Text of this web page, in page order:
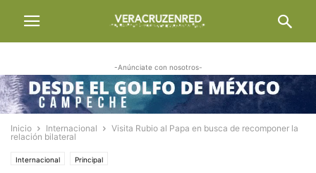
-Anúnciate con nosotros-
Inicio Internacional
Visita Rubio al Papa en busca de recomponer la
relación bilateral
Internacional Principal